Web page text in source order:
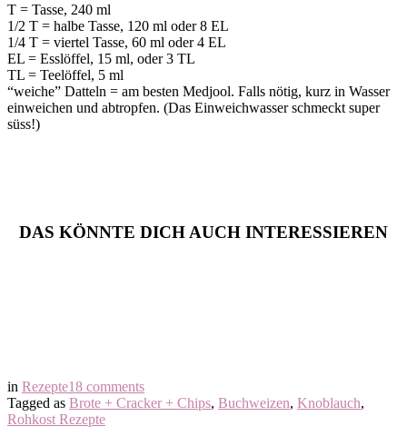
T = Tasse, 240 ml
1/2 T = halbe Tasse, 120 ml oder 8 EL
1/4 T = viertel Tasse, 60 ml oder 4 EL
EL = Esslöffel, 15 ml, oder 3 TL
TL = Teelöffel, 5 ml
“weiche” Datteln = am besten Medjool. Falls nötig, kurz in Wasser
einweichen und abtropfen. (Das Einweichwasser schmeckt super
süss!)
DAS KÖNNTE DICH AUCH INTERESSIEREN
in Rezepte18 comments
Tagged as Brote + Cracker + Chips, Buchweizen, Knoblauch,
Rohkost Rezepte